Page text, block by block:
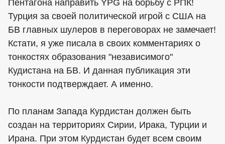
Пентагона направить YPG на борьбу с РПК!
Турция за своей политической игрой с США на
БВ главных шулеров в переговорах не замечает!
Кстати, я уже писала в своих комментариях о
тонкостях образования "независимого"
Кудистана на БВ. И данная публикация эти
тонкости подтверждает. А именно.
По планам Запада Курдистан должен быть
создан на территориях Сирии, Ирака, Турции и
Ирана. При этом Курдистан будет всем своим